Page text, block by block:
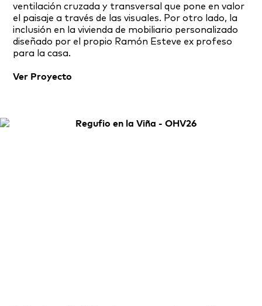
ventilación cruzada y transversal que pone en valor
el paisaje a través de las visuales. Por otro lado, la
inclusión en la vivienda de mobiliario personalizado
diseñado por el propio Ramón Esteve ex profeso
para la casa.
Ver Proyecto